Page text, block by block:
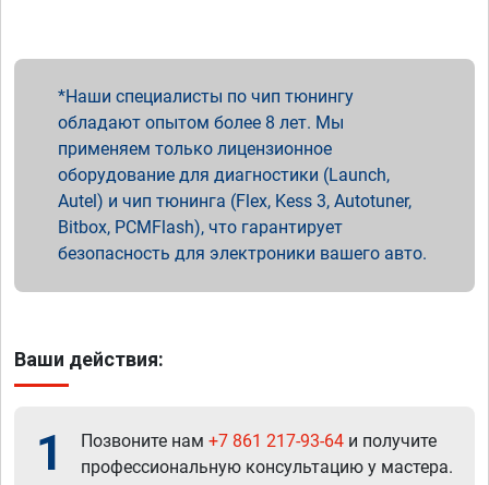
Наши специалисты по чип тюнингу
обладают опытом более 8 лет. Мы
применяем только лицензионное
оборудование для диагностики (Launch,
Autel) и чип тюнинга (Flex, Kess 3, Autotuner,
Bitbox, PCMFlash), что гарантирует
безопасность для электроники вашего авто.
Ваши действия:
1 Позвоните нам +7 861 217-93-64 и получите
профессиональную консультацию у мастера.